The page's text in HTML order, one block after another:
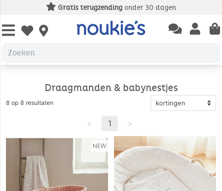
Gratis leveringvanaf 49€ aankoop
Open wishlist Open
Open
Draagmanden & babynestjes
8 op 8 resultaten
< 1 >
NEW